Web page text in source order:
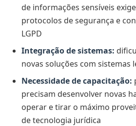
de informações sensíveis
protocolos de segurança e
LGPD
Integração de sistemas:
novas soluções com sistemas
Necessidade de capacitação:
precisam desenvolver novas
operar e tirar o máximo
de tecnologia jurídica